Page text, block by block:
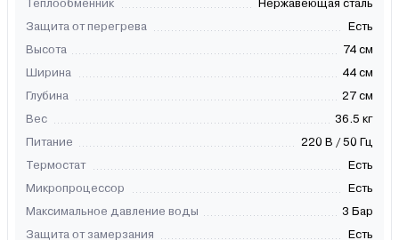
Теплообменник
Нержавеющая сталь
Защита от перегрева
Есть
Высота
74 см
Ширина
44 см
Глубина
27 см
Вес
36.5 кг
Питание
220 В / 50 Гц
Термостат
Есть
Микропроцессор
Есть
Максимальное давление воды
3 Бар
Защита от замерзания
Есть